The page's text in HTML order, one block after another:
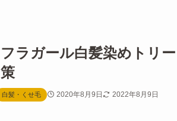
フラガール白髪染めトリ
策
白髪・くせ毛 2020年8月9日 2022年8月9日